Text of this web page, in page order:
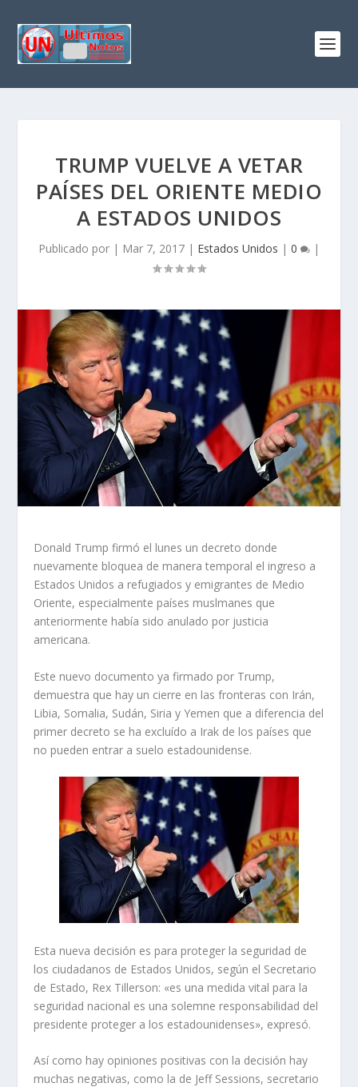
TRUMP VUELVE A VETAR
PAÍSES DEL ORIENTE MEDIO
A ESTADOS UNIDOS
Publicado por | Mar 7, 2017 | Estados Unidos | 0 |
Donald Trump firmó el lunes un decreto donde
nuevamente bloquea de manera temporal el ingreso a
Estados Unidos a refugiados y emigrantes de Medio
Oriente, especialmente países muslmanes que
anteriormente había sido anulado por justicia
americana.
Este nuevo documento ya firmado por Trump,
demuestra que hay un cierre en las fronteras con Irán,
Libia, Somalia, Sudán, Siria y Yemen que a diferencia del
primer decreto se ha excluído a Irak de los países que
no pueden entrar a suelo estadounidense.
Esta nueva decisión es para proteger la seguridad de
los ciudadanos de Estados Unidos, según el Secretario
de Estado, Rex Tillerson: «es una medida vital para la
seguridad nacional es una solemne responsabilidad del
presidente proteger a los estadounidenses», expresó.
Así como hay opiniones positivas con la decisión hay
muchas negativas, como la de Jeff Sessions, secretario